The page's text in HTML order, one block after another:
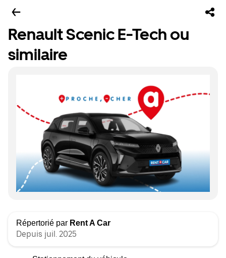
Renault Scenic E-Tech ou
similaire
Répertorié par Rent A Car
Depuis juil. 2025